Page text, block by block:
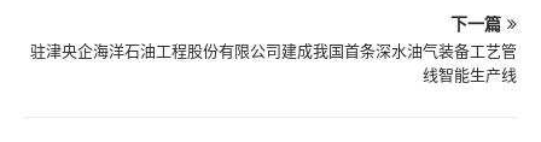
下一篇
驻津央企海洋石油工程股份有限公司建成我国首条深水油气装备工艺管
线智能生产线